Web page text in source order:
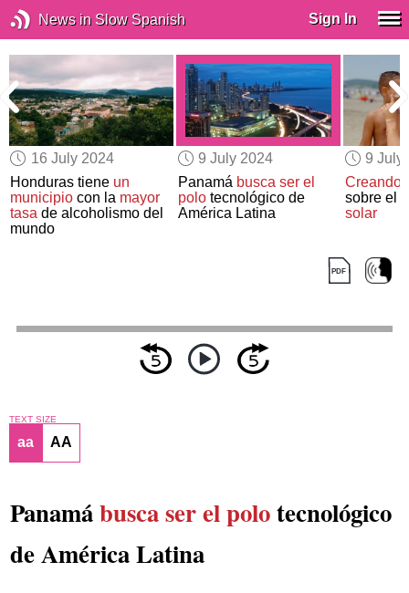
News in Slow Spanish Sign In
16 July 2024
Honduras tiene un
municipio con la mayor
tasa de alcoholismo del
mundo
9 July 2024
Panamá busca ser el
polotecnológico de
América Latina
9 July
Creando
sobre el
solar
TEXT SIZE
aa AA
Panamábusca ser el polotecnológico
de América Latina